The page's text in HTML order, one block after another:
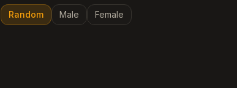
Random
Male Female